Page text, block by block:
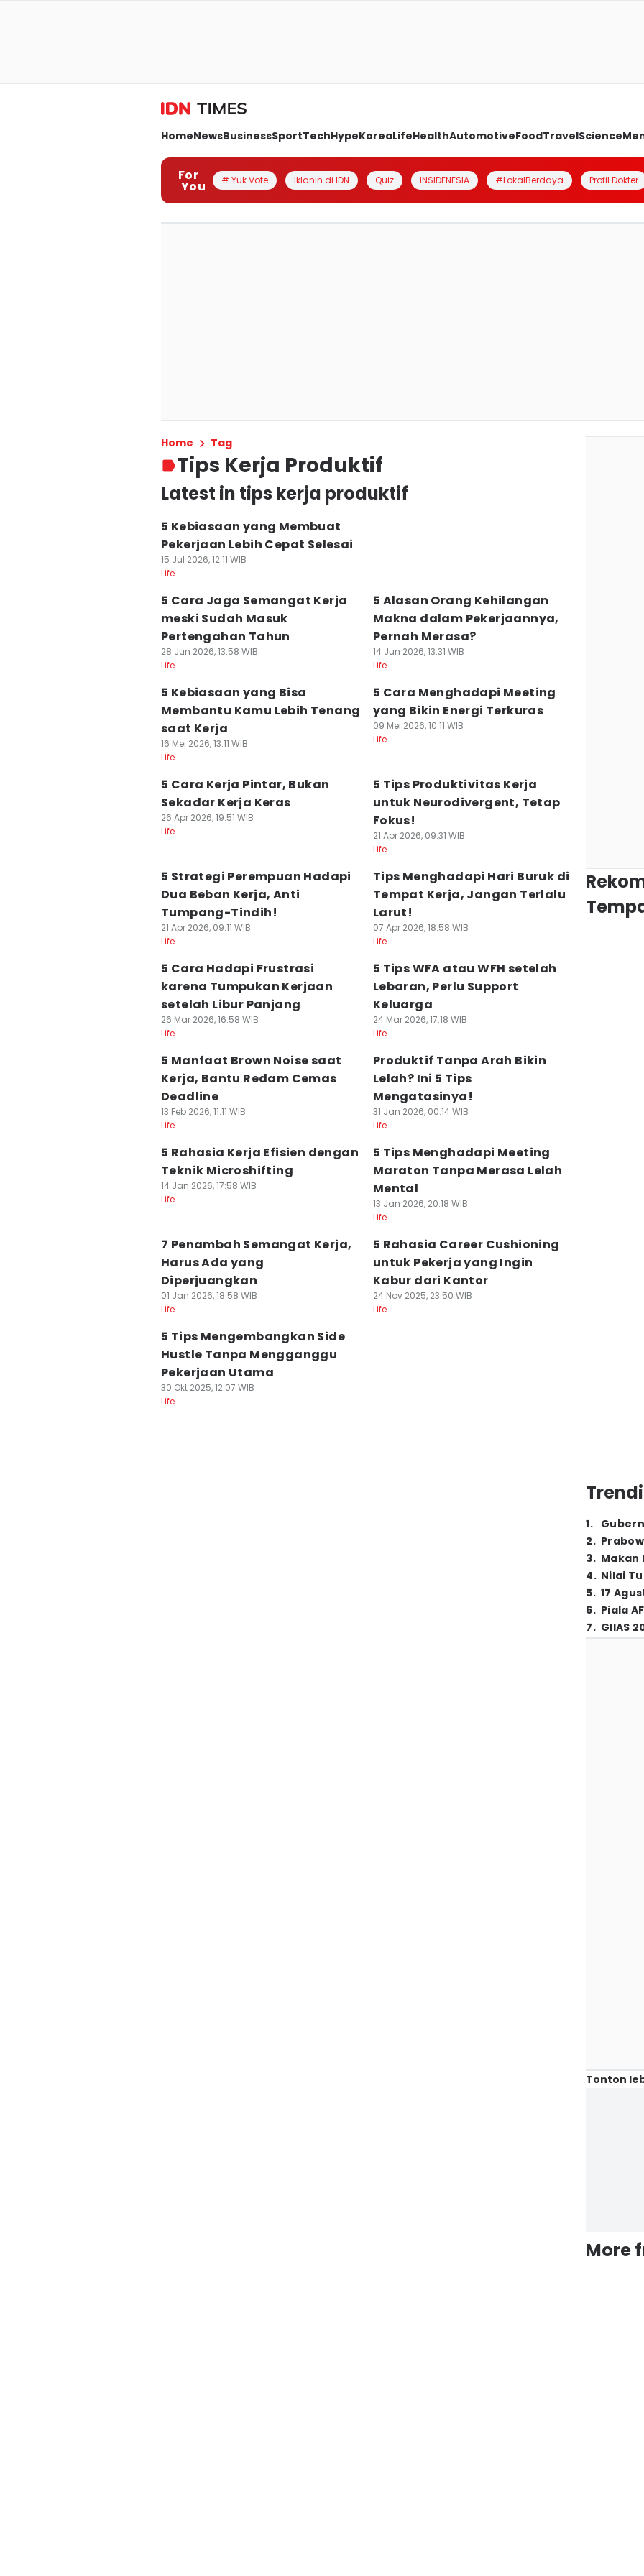
HomeNewsBusinessSportTechHypeKoreaLifeHealthAutomotiveFoodTravelScience
For
You # Yuk Vote Iklanin di IDN Quiz INSIDENESIA #LokalBerdaya Profil Dokter
Home Tag
Tips Kerja Produktif
Latest in tips kerja produktif
5 Kebiasaan yang Membuat
Pekerjaan Lebih Cepat Selesai
15 Jul 2026, 12:11 WIB
Life
5 Cara Jaga Semangat Kerja
meski Sudah Masuk
Pertengahan Tahun
28 Jun 2026, 13:58 WIB
Life
5 Alasan Orang Kehilangan
Makna dalam Pekerjaannya,
Pernah Merasa?
14 Jun 2026, 13:31 WIB
Life
5 Kebiasaan yang Bisa
Membantu Kamu Lebih Tenang
saat Kerja
16 Mei 2026, 13:11 WIB
Life
5 Cara Menghadapi Meeting
yang Bikin Energi Terkuras
09 Mei 2026, 10:11 WIB
Life
5 Cara Kerja Pintar, Bukan
Sekadar Kerja Keras
26 Apr 2026, 19:51 WIB
Life
5 Tips Produktivitas Kerja
untuk Neurodivergent, Tetap
Fokus!
21 Apr 2026, 09:31 WIB
Life
5 Strategi Perempuan Hadapi
Dua Beban Kerja, Anti
Tumpang-Tindih!
21 Apr 2026, 09:11 WIB
Life
Tips Menghadapi Hari Buruk di
Tempat Kerja, Jangan Terlalu
Larut!
07 Apr 2026, 18:58 WIB
Life
5 Cara Hadapi Frustrasi
karena Tumpukan Kerjaan
setelah Libur Panjang
26 Mar 2026, 16:58 WIB
Life
5 Tips WFA atau WFH setelah
Lebaran, Perlu Support
Keluarga
24 Mar 2026, 17:18 WIB
Life
5 Manfaat Brown Noise saat
Kerja, Bantu Redam Cemas
Deadline
13 Feb 2026, 11:11 WIB
Life
Produktif Tanpa Arah Bikin
Lelah? Ini 5 Tips
Mengatasinya!
31 Jan 2026, 00:14 WIB
Life
5 Rahasia Kerja Efisien dengan
Teknik Microshifting
14 Jan 2026, 17:58 WIB
Life
5 Tips Menghadapi Meeting
Maraton Tanpa Merasa Lelah
Mental
13 Jan 2026, 20:18 WIB
Life
7 Penambah Semangat Kerja,
Harus Ada yang
Diperjuangkan
01 Jan 2026, 18:58 WIB
Life
5 Rahasia Career Cushioning
untuk Pekerja yang Ingin
Kabur dari Kantor
24 Nov 2025, 23:50 WIB
Life
5 Tips Mengembangkan Side
Hustle Tanpa Mengganggu
Pekerjaan Utama
30 Okt 2025, 12:07 WIB
Life
1.
2.
3. Makan
4. Nilai
5. 17
6. Piala
7. GIIAS
Tonton
More